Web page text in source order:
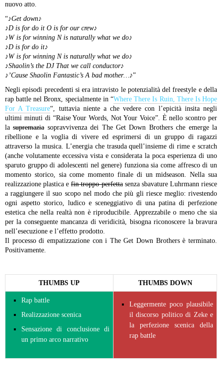
nuovo atto.
“♪Get down♪
♪D is for do it O is for our crew♪
♪W is for winning N is naturally what we do♪
♪D is for do it♪
♪W is for winning N is naturally what we do♪
♪Shaolin’s the DJ That we call conductor♪
♪’Cause Shaolin Fantastic’s A bad mother…♪”
Negli episodi precedenti si era intravisto le potenzialità del freestyle e della
rap battle nel Bronx, specialmente in “Where There Is Ruin, There Is Hope
For A Treasure“, tuttavia niente a che vedere con l’epicità insita negli
ultimi minuti di “Raise Your Words, Not Your Voice”. È nello scontro per
lasupremaziasopravvivenza dei The Get Down Brothers che emerge la
ribellione e la voglia di vivere ed esprimersi di un gruppo di ragazzi
attraverso la musica. L’energia che trasuda quell’insieme di rime e scratch
(anche volutamente eccessiva vista e considerata la poca esperienza di uno
sparuto gruppo di adolescenti nel genere) funziona sia come affresco di un
momento storico, sia come momento finale di un midseason. Nella sua
realizzazione plastica efin troppo perfettasenza sbavature Luhrmann riesce
a raggiungere il suo scopo nel modo che più gli riesce meglio: rivestendo
ogni aspetto storico, ludico e sceneggiativo di una patina di perfezione
estetica che nella realtà non è riproducibile. Apprezzabile o meno che sia
per la conseguente mancanza di veridicità, bisogna riconoscere la bravura
nell’esecuzione e l’effetto prodotto.
Il processo di empatizzazione con i The Get Down Brothers è terminato.
Positivamente.
THUMBS UP THUMBS DOWN
Rap battle
Realizzazione scenica
Sensazione di conclusione di
un primo arco narrativo
Leggermente poco plausibile
il discorso politico di Zeke e
la perfezione scenica della
rap battle